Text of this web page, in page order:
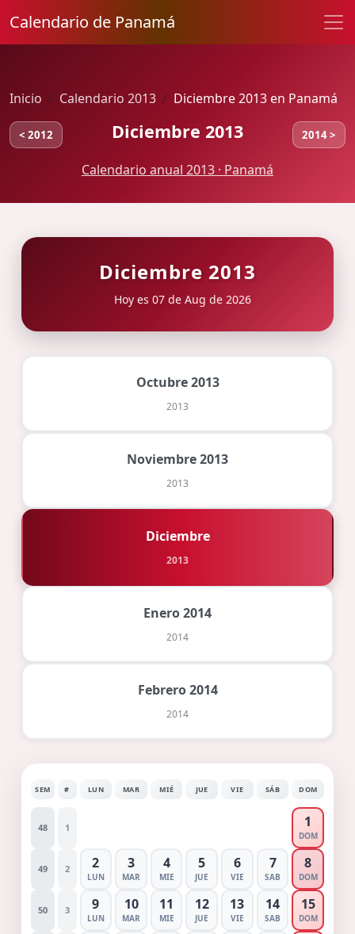
Calendario de Panamá
Inicio Calendario 2013 Diciembre 2013 en Panamá
< 2012 Diciembre 2013 2014 >
Calendario anual 2013 · Panamá
Diciembre 2013
Hoy es 07 de Aug de 2026
Octubre 2013
2013
Noviembre 2013
2013
Diciembre
2013
Enero 2014
2014
Febrero 2014
2014
SEM # LUN MAR MIÉ JUE VIE SÁB DOM
48 1 1
DOM
49 2 2
LUN
3
MAR
4
MIE
5
JUE
6
VIE
7
SAB
8
DOM
50 3 9
LUN
10
MAR
11
MIE
12
JUE
13
VIE
14
SAB
15
DOM